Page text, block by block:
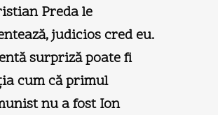
Preda le
judicios cred eu.
surpriză poate fi
cum că primul
nu a fost Ion